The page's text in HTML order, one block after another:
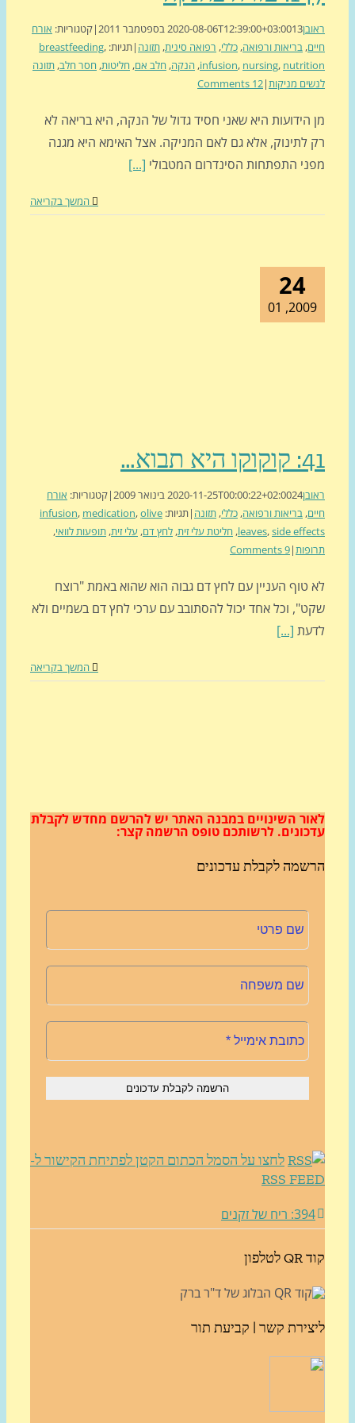
2020-08-06T12:39:00+03:00
|קטגוריות:אורח
בריאות ורפואה,כללי,רפואה סינית,תזונה|תגיות: breastfeeding,
infusion, nursing,
,הנקה,חלב אם,חליטות,חסר חלב, תזונה
מניקות|
12 Comments
הידועות היא שאני חסיד גדול של הנקה, היא בריאה לא
לתינוק, אלא גם לאם המניקה. אצל האימא היא מגנה
התפתחות הסינדרום המטבולי[...]
המשך בקריאה
2020-11-25T00:00:22+02:00
|קטגוריות:אורח
בריאות ורפואה,כללי,תזונה|תגיות: infusion,medication,olive
leaves,side
,חליטת עלי זית,לחץ דם,עלי זית,תופעות לוואי,
טוף העניין עם לחץ דם גבוה הוא שהוא באמת "רוצח
וכל אחד יכול להסתובב עם ערכי לחץ דם בשמיים ולא
[...]
המשך בקריאה
השינויים במבנה האתריש להרשם מחדש לקבלת
לרשותכם טופס הרשמה קצר:
לקבלת עדכונים
לחצו על הסמל הכתום הקטן לפתיחת הקישור ל-
RSS
קשר | קביעת תור